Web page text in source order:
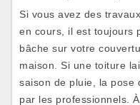
Si vous avez des
en cours, il est toujours
bâche sur votre
maison. Si une toiture
saison de pluie, la pose
par les professionnels.